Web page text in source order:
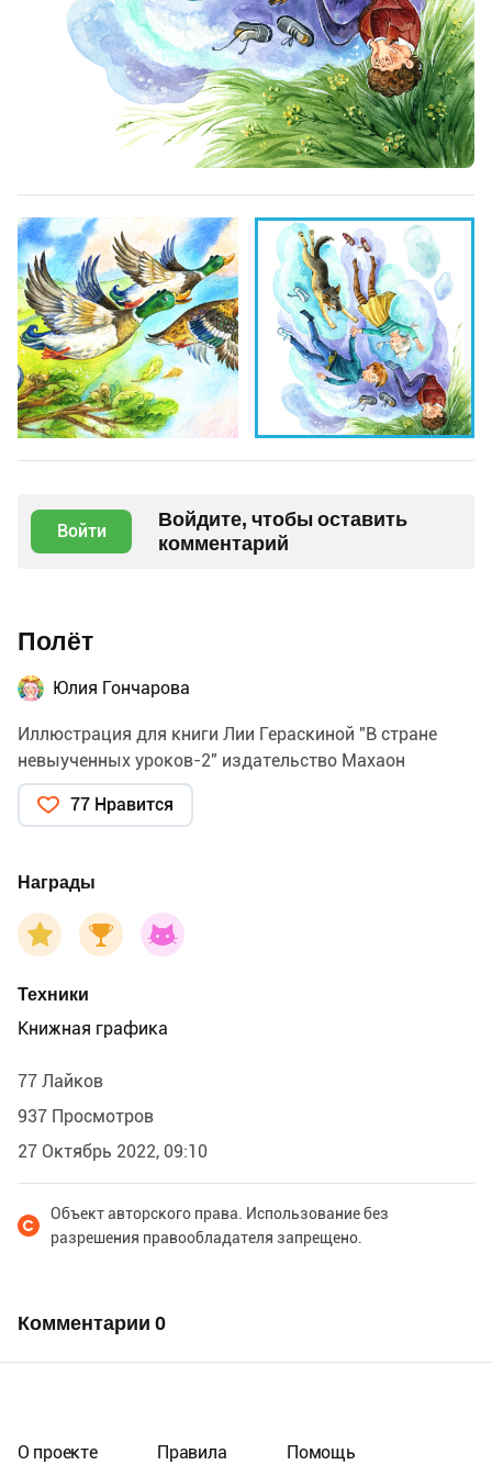
Войти
Войдите, чтобы оставить
комментарий
Полёт
Юлия Гончарова
Иллюстрация для книги Лии Гераскиной "В стране
невыученных уроков-2" издательство Махаон
77 Нравится
Награды
Техники
Книжная графика
77 Лайков
937 Просмотров
27 Октябрь 2022, 09:10
Объект авторского права. Использование без
разрешения правообладателя запрещено.
Комментарии 0
О проекте Правила Помощь